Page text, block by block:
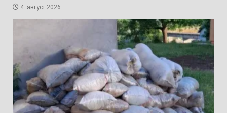
4. август 2026.